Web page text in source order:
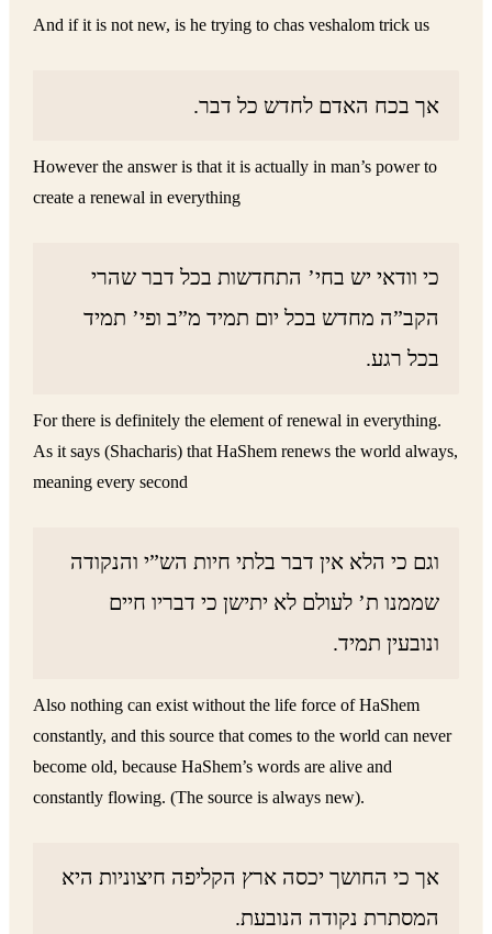
And if it is not new, is he trying to chas veshalom trick us
אך בכח האדם לחדש כל דבר.
However the answer is that it is actually in man’s power to
create a renewal in everything
כי וודאי יש בחי’ התחדשות בכל דבר שהרי
הקב”ה מחדש בכל יום תמיד מ”ב ופי’ תמיד
בכל רגע.
For there is definitely the element of renewal in everything.
As it says (Shacharis) that HaShem renews the world always,
meaning every second
וגם כי הלא אין דבר בלתי חיות הש”י והנקודה
שממנו ת’ לעולם לא יתישן כי דבריו חיים
ונובעין תמיד.
Also nothing can exist without the life force of HaShem
constantly, and this source that comes to the world can never
become old, because HaShem’s words are alive and
constantly flowing. (The source is always new).
אך כי החושך יכסה ארץ הקליפה חיצוניות היא
המסתרת נקודה הנובעת.